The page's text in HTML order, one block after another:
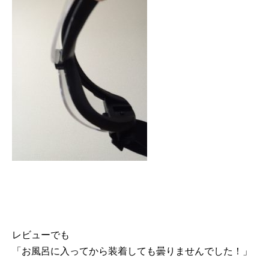
レビューでも
「お風呂に入ってから装着しても曇りませんでした！」